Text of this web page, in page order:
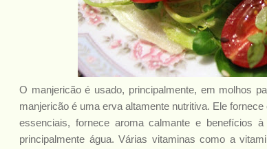
O manjericão é usado, principalmente, em molhos
manjericão é uma erva altamente nutritiva. Ele
essenciais, fornece aroma calmante e benefícios
principalmente água. Várias vitaminas como a